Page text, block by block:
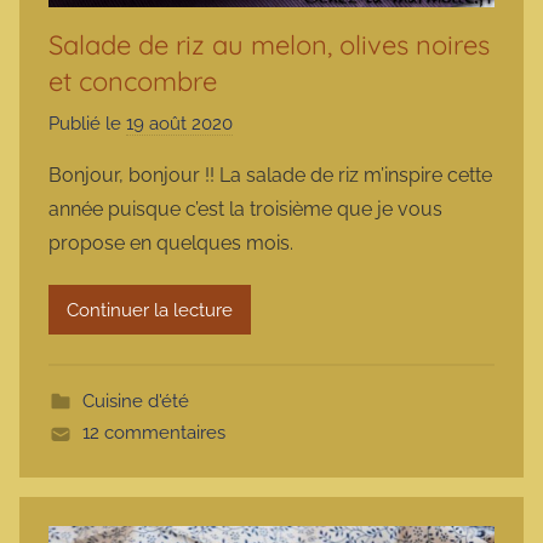
Salade de riz au melon, olives noires
et concombre
Publié le 19 août 2020
r
m
a
r
Bonjour, bonjour !! La salade de riz m’inspire cette
année puisque c’est la troisième que je vous
propose en quelques mois.
Continuer la lecture
Cuisine d'été
12 commentaires